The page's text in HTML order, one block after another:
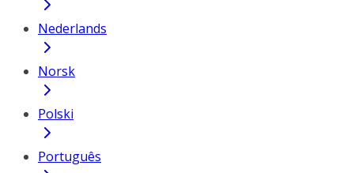
Nederlands
Norsk
Polski
Português